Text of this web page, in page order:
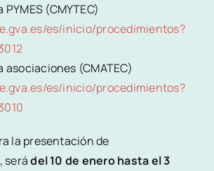
(CMYTEC)
es/inicio/procedimientos?
asociaciones (CMATEC)
es/inicio/procedimientos?
la presentación de
serádel 10 de enero hasta el 3